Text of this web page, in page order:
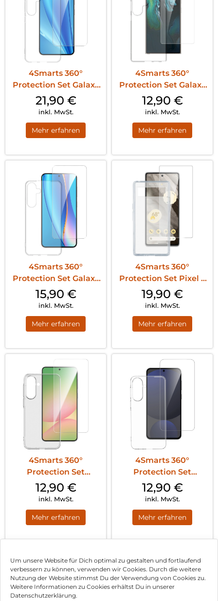
Um unsere Website für Dich optimal zu gestalten und fortlaufend
verbessern zu können, verwenden wir Cookies. Durch die weitere
Nutzung der Website stimmst Du der Verwendung von Cookies zu.
Weitere Informationen zu Cookies erhältst Du in unserer
Datenschutzerklärung.
4Smarts 360°
Protection Set Galaxy
S25 Transparent
21,90 €
inkl. MwSt.
Mehr erfahren
4Smarts 360°
Protection Set Galaxy
S25 Ultra Transparent
12,90 €
inkl. MwSt.
Mehr erfahren
4Smarts 360°
Protection Set Galaxy
S25+ Transparent
15,90 €
inkl. MwSt.
Mehr erfahren
4Smarts 360°
Protection Set Pixel 8
Pro Transparent
19,90 €
inkl. MwSt.
Mehr erfahren
4Smarts 360°
Protection Set
Samsung Galaxy A37
5G Transparent
12,90 €
inkl. MwSt.
Mehr erfahren
4Smarts 360°
Protection Set
Samsung Galaxy A57
5G Schwarz
12,90 €
inkl. MwSt.
Mehr erfahren
1 2 Nächste
Impressum